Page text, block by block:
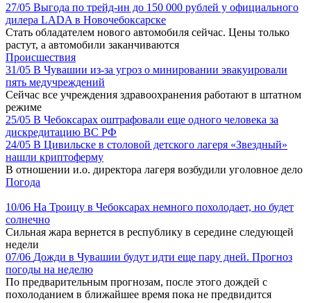
27/05 Выгода по трейд-ин до 150 000 рублей у официального
дилера LADA в Новочебоксарске
Стать обладателем нового автомобиля сейчас. Цены только
растут, а автомобили заканчиваются
Происшествия
31/05 В Чувашии из-за угроз о минировании эвакуировали
пять медучреждений
Сейчас все учреждения здравоохранения работают в штатном
режиме
25/05 В Чебоксарах оштрафовали еще одного человека за
дискредитацию ВС РФ
24/05 В Цивильске в столовой детского лагеря «Звездный»
нашли криптоферму
В отношении и.о. директора лагеря возбудили уголовное дело
Погода
10/06 На Троицу в Чебоксарах немного похолодает, но будет
солнечно
Сильная жара вернется в республику в середине следующей
недели
07/06 Дожди в Чувашии будут идти еще пару дней. Прогноз
погоды на неделю
По предварительным прогнозам, после этого дождей с
похолоданием в ближайшее время пока не предвидится